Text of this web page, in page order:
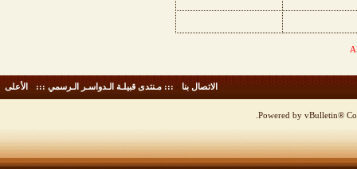
الاتصال بنا - ::: مـنتدى قبيلـة الـدواسـر الـرسمي ::: - الأعلى
Powered by vBulletin®